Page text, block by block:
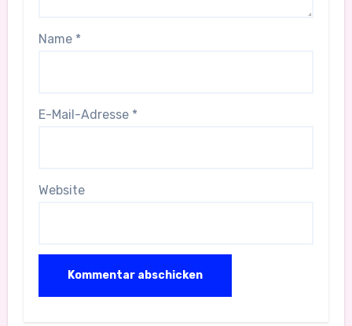
Name *
E-Mail-Adresse *
Website